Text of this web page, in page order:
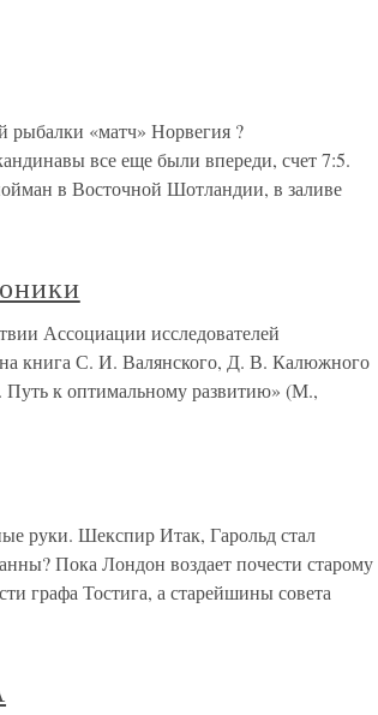
рыбалки «матч» Норвегия ?
все еще были впереди, счет 7:5.
в Восточной Шотландии, в заливе
Ассоциации исследователей
книга С. И. Валянского, Д. В. Калюжного
к оптимальному развитию» (М.,
руки. Шекспир Итак, Гарольд стал
Пока Лондон воздает почести старому
графа Тостига, а старейшины совета